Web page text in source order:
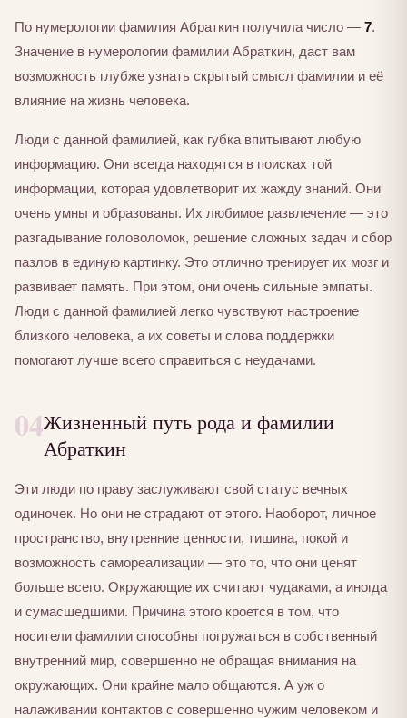
По нумерологии фамилия Абраткин получила число — 7.
Значение в нумерологии фамилии Абраткин, даст вам
возможность глубже узнать скрытый смысл фамилии и её
влияние на жизнь человека.
Люди с данной фамилией, как губка впитывают любую
информацию. Они всегда находятся в поисках той
информации, которая удовлетворит их жажду знаний. Они
очень умны и образованы. Их любимое развлечение — это
разгадывание головоломок, решение сложных задач и сбор
пазлов в единую картинку. Это отлично тренирует их мозг и
развивает память. При этом, они очень сильные эмпаты.
Люди с данной фамилией легко чувствуют настроение
близкого человека, а их советы и слова поддержки
помогают лучше всего справиться с неудачами.
04Жизненный путь рода и фамилии
Абраткин
Эти люди по праву заслуживают свой статус вечных
одиночек. Но они не страдают от этого. Наоборот, личное
пространство, внутренние ценности, тишина, покой и
возможность самореализации — это то, что они ценят
больше всего. Окружающие их считают чудаками, а иногда
и сумасшедшими. Причина этого кроется в том, что
носители фамилии способны погружаться в собственный
внутренний мир, совершенно не обращая внимания на
окружающих. Они крайне мало общаются. А уж о
налаживании контактов с совершенно чужим человеком и